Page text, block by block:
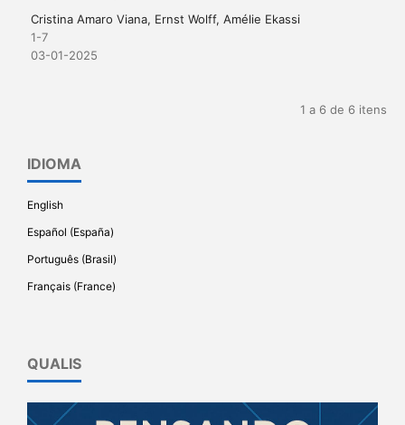
Cristina Amaro Viana, Ernst Wolff, Amélie Ekassi
1-7
03-01-2025
1 a 6 de 6 itens
IDIOMA
English
Español (España)
Português (Brasil)
Français (France)
QUALIS